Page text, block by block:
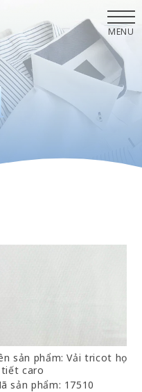
MENU
sản phẩm: Vải tricot họ
caro
sản phẩm: 17510